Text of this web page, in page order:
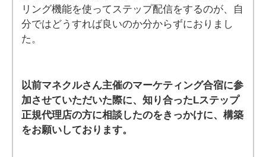
リング機能を使ってステップ配信をするのが、自
分ではどうすれば良いのか分からずにおりまし
た。
以前マネクルさん主催のマーケティング合宿に参
加させていただいた際に、知り合ったLステップ
正規代理店の方に相談したのをきっかけに、構築
をお願いしております。